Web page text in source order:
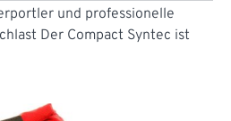
und professionelle
Der Compact Syntec ist